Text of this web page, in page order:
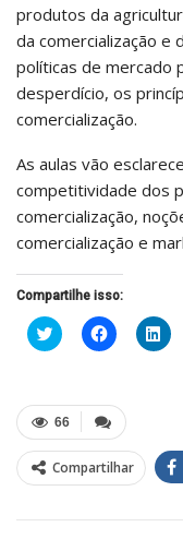
produtos da
da comercialização e
políticas de mercado
desperdício, os
comercialização.
As aulas vão
competitividade dos
comercialização,
comercialização e
Compartilhe isso:
Clique
para
em
nova
janela)
Clique
para
em
nova
janela)
66
Compartilhar